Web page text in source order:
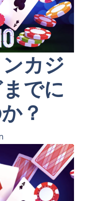
カジ
でに
？